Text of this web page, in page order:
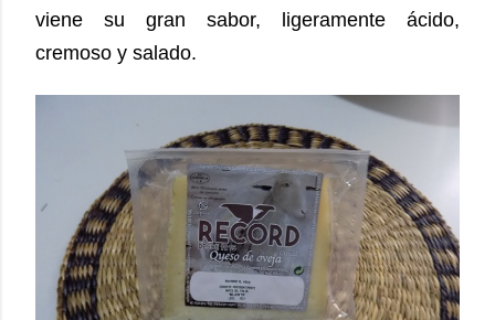
viene su gran sabor, ligeramente ácido,
cremoso y salado.